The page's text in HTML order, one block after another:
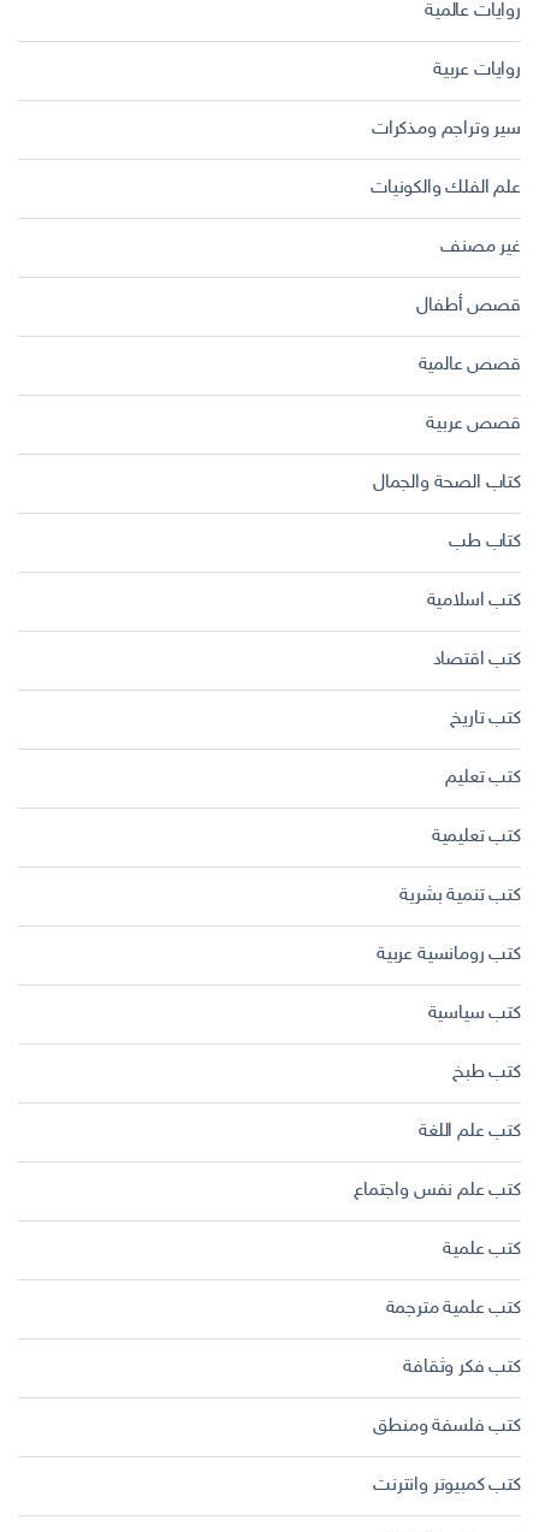
روايات عالمية
روايات عربية
سير وتراجم ومذكرات
علم الفلك والكونيات
غير مصنف
قصص أطفال
قصص عالمية
قصص عربية
كتاب الصحة والجمال
كتاب طب
كتب اسلامية
كتب اقتصاد
كتب تاريخ
كتب تعليم
كتب تعليمية
كتب تنمية بشرية
كتب رومانسية عربية
كتب سياسية
كتب طبخ
كتب علم اللغة
كتب علم نفس واجتماع
كتب علمية
كتب علمية مترجمة
كتب فكر وثقافة
كتب فلسفة ومنطق
كتب كمبيوتر وانترنت